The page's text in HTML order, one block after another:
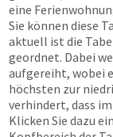
eine
Sie können diese
aktuell ist die
geordnet. Dabei
aufgereiht, wobei
höchsten zur
verhindert, dass
Klicken Sie dazu